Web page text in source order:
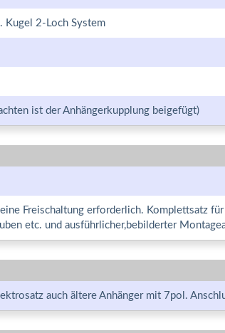
Kugel 2-Loch System
ist der Anhängerkupplung beigefügt)
Freischaltung erforderlich. Komplettsatz
etc. und ausführlicher,bebilderter
auch ältere Anhänger mit 7pol.